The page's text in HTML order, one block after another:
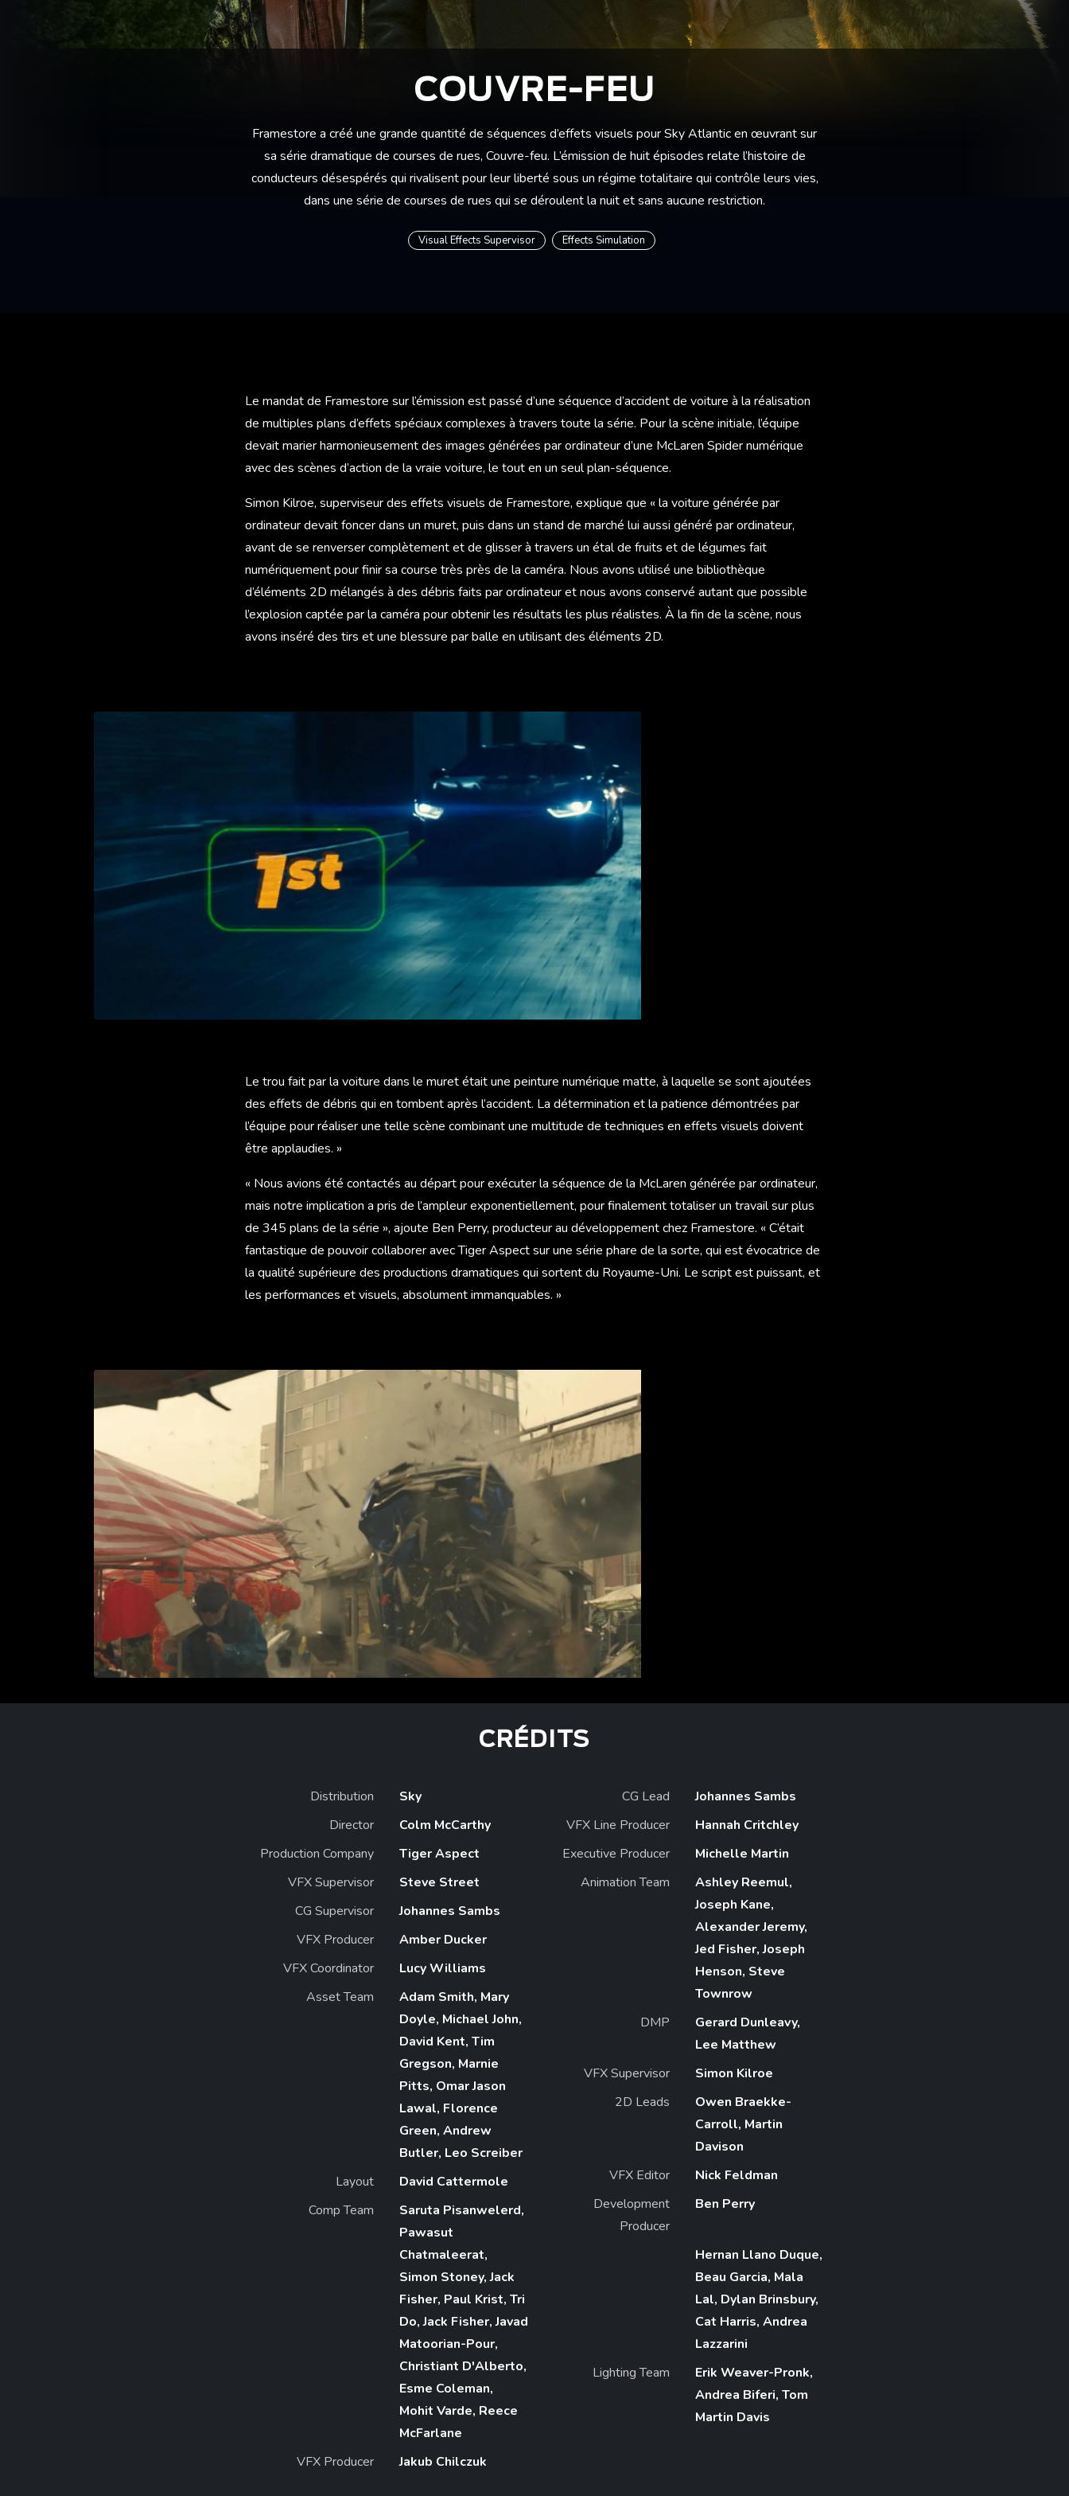
COUVRE-FEU
Framestore a créé une grande quantité de séquences d’effets visuels pour Sky Atlantic en œuvrant sur
sa série dramatique de courses de rues, Couvre-feu. L’émission de huit épisodes relate l’histoire de
conducteurs désespérés qui rivalisent pour leur liberté sous un régime totalitaire qui contrôle leurs vies,
dans une série de courses de rues qui se déroulent la nuit et sans aucune restriction.
Visual Effects Supervisor Effects Simulation
Le mandat de Framestore sur l’émission est passé d’une séquence d’accident de voiture à la réalisation
de multiples plans d’effets spéciaux complexes à travers toute la série. Pour la scène initiale, l’équipe
devait marier harmonieusement des images générées par ordinateur d’une McLaren Spider numérique
avec des scènes d’action de la vraie voiture, le tout en un seul plan-séquence.
Simon Kilroe, superviseur des effets visuels de Framestore, explique que « la voiture générée par
ordinateur devait foncer dans un muret, puis dans un stand de marché lui aussi généré par ordinateur,
avant de se renverser complètement et de glisser à travers un étal de fruits et de légumes fait
numériquement pour finir sa course très près de la caméra. Nous avons utilisé une bibliothèque
d’éléments 2D mélangés à des débris faits par ordinateur et nous avons conservé autant que possible
l’explosion captée par la caméra pour obtenir les résultats les plus réalistes. À la fin de la scène, nous
avons inséré des tirs et une blessure par balle en utilisant des éléments 2D.
Le trou fait par la voiture dans le muret était une peinture numérique matte, à laquelle se sont ajoutées
des effets de débris qui en tombent après l’accident. La détermination et la patience démontrées par
l’équipe pour réaliser une telle scène combinant une multitude de techniques en effets visuels doivent
être applaudies. »
« Nous avions été contactés au départ pour exécuter la séquence de la McLaren générée par ordinateur,
mais notre implication a pris de l’ampleur exponentiellement, pour finalement totaliser un travail sur plus
de 345 plans de la série », ajoute Ben Perry, producteur au développement chez Framestore. « C’était
fantastique de pouvoir collaborer avec Tiger Aspect sur une série phare de la sorte, qui est évocatrice de
la qualité supérieure des productions dramatiques qui sortent du Royaume-Uni. Le script est puissant, et
les performances et visuels, absolument immanquables. »
CRÉDITS
Distribution
Sky
Director
Colm McCarthy
Production Company
Tiger Aspect
VFX Supervisor
Steve Street
CG Supervisor
Johannes Sambs
VFX Producer
Amber Ducker
VFX Coordinator
Lucy Williams
Asset Team
Adam Smith, Mary
Doyle, Michael John,
David Kent, Tim
Gregson, Marnie
Pitts, Omar Jason
Lawal, Florence
Green, Andrew
Butler, Leo Screiber
Layout
David Cattermole
Comp Team
Saruta Pisanwelerd,
Pawasut
Chatmaleerat,
Simon Stoney, Jack
Fisher, Paul Krist, Tri
Do, Jack Fisher, Javad
Matoorian-Pour,
Christiant D'Alberto,
Esme Coleman,
Mohit Varde, Reece
McFarlane
VFX Producer
Jakub Chilczuk
CG Lead
Johannes Sambs
VFX Line Producer
Hannah Critchley
Executive Producer
Michelle Martin
Animation Team
Ashley Reemul,
Joseph Kane,
Alexander Jeremy,
Jed Fisher, Joseph
Henson, Steve
Townrow
DMP
Gerard Dunleavy,
Lee Matthew
VFX Supervisor
Simon Kilroe
2D Leads
Owen Braekke-
Carroll, Martin
Davison
VFX Editor
Nick Feldman
Development
Producer
Ben Perry
Hernan Llano Duque,
Beau Garcia, Mala
Lal, Dylan Brinsbury,
Cat Harris, Andrea
Lazzarini
Lighting Team
Erik Weaver-Pronk,
Andrea Biferi, Tom
Martin Davis